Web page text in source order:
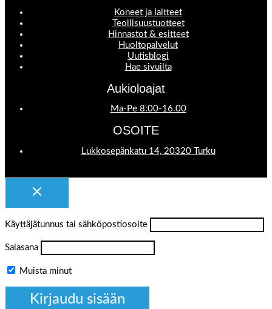
Koneet ja laitteet
Teollisuustuotteet
Hinnastot & esitteet
Huoltopalvelut
Uutisblogi
Hae sivuilta
Aukioloajat
Ma-Pe 8:00-16.00
OSOITE
Lukkosepänkatu 14, 20320 Turku
Käyttäjätunnus tai sähköpostiosoite
Salasana
Muista minut